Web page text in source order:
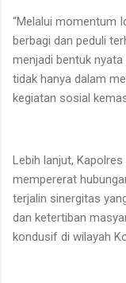
“Melalui momentum
berbagi dan peduli
menjadi bentuk
tidak hanya dalam
kegiatan sosial
Lebih lanjut,
mempererat
terjalin sinergitas
dan ketertiban
kondusif di wilayah